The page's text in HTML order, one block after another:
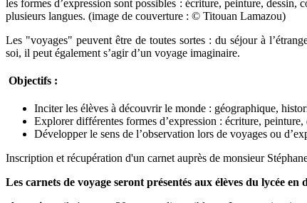
les formes d’expression sont possibles : écriture, peinture, dessin,
plusieurs langues. (image de couverture : © Titouan Lamazou)
Les "voyages" peuvent être de toutes sortes : du séjour à
soi, il peut également s’agir d’un voyage imaginaire.
Objectifs :
Inciter les élèves à découvrir le monde : géographique,
Explorer différentes formes d’expression : écriture,
Développer le sens de l’observation lors de voyages ou
Inscription et récupération d'un carnet auprès de monsieur
Les carnets de voyage seront présentés aux élèves du lycée